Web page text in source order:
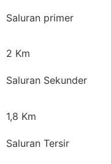
Saluran primer
2 Km
Saluran Sekunder
1,8 Km
Saluran Tersir